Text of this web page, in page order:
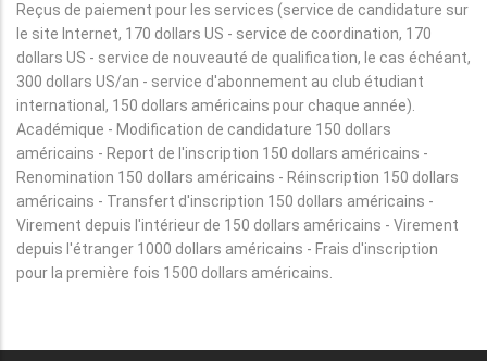
Reçus de paiement pour les services (service de candidature sur
le site Internet, 170 dollars US - service de coordination, 170
dollars US - service de nouveauté de qualification, le cas échéant,
300 dollars US/an - service d'abonnement au club étudiant
international, 150 dollars américains pour chaque année).
Académique - Modification de candidature 150 dollars
américains - Report de l'inscription 150 dollars américains -
Renomination 150 dollars américains - Réinscription 150 dollars
américains - Transfert d'inscription 150 dollars américains -
Virement depuis l'intérieur de 150 dollars américains - Virement
depuis l'étranger 1000 dollars américains - Frais d'inscription
pour la première fois 1500 dollars américains.